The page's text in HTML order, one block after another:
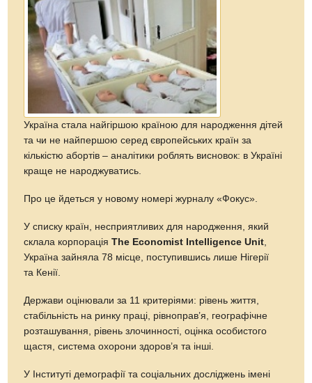
Україна стала найгіршою країною для народження дітей
та чи не найпершою серед європейських країн за
кількістю абортів – аналітики роблять висновок: в Україні
краще не народжуватись.
Про це йдеться у новому номері журналу «Фокус».
У списку країн, несприятливих для народження, який
склала корпораціяThe Economist Intelligence Unit
Україна зайняла 78 місце, поступившись лише Нігерії
та Кенії.
Держави оцінювали за 11 критеріями: рівень життя,
стабільність на ринку праці, рівноправ’я, географічне
розташування, рівень злочинності, оцінка особистого
щастя, система охорони здоров’я та інші.
У Інституті демографії та соціальних досліджень імені